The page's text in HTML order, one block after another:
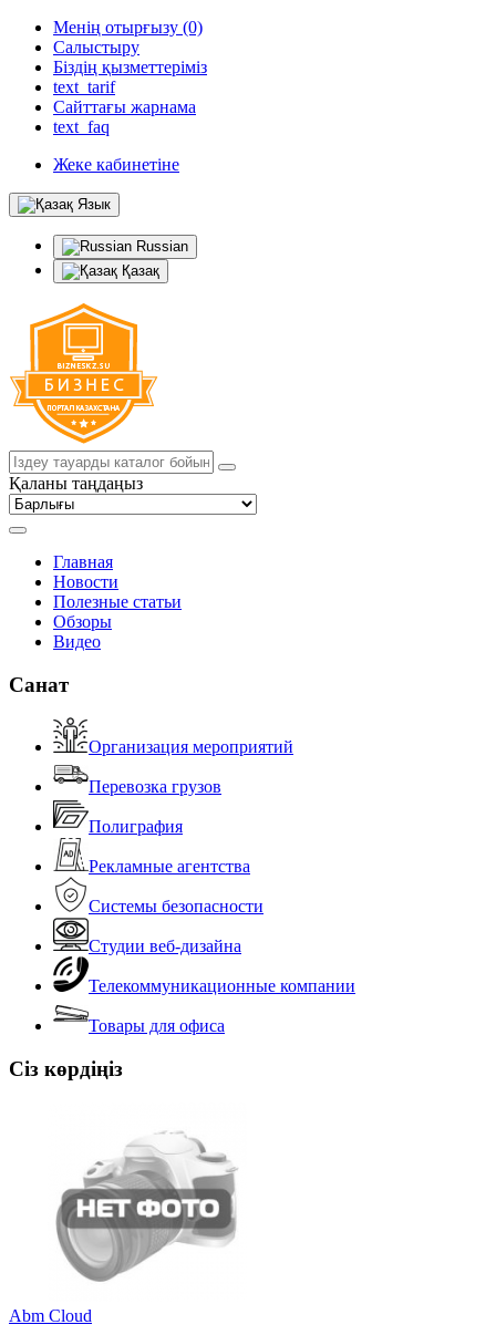
Менің отырғызу (0)
Салыстыру
Біздің қызметтеріміз
text_tarif
Сайттағы жарнама
text_faq
Жеке кабинетіне
Язык
Russian
Қазақ
Қаланы таңдаңыз
Главная
Новости
Полезные статьи
Обзоры
Видео
Санат
Организация мероприятий
Перевозка грузов
Полиграфия
Рекламные агентства
Системы безопасности
Студии веб-дизайна
Телекоммуникационные компании
Товары для офиса
Сіз көрдіңіз
Abm Cloud